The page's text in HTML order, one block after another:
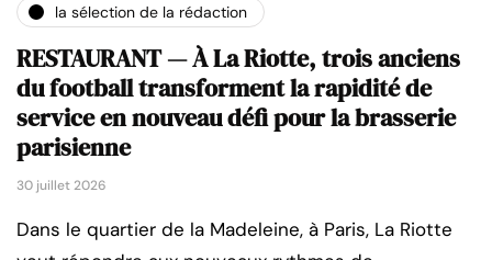
la sélection de la rédaction
RESTAURANT — À La Riotte, trois anciens
du football transforment la rapidité de
service en nouveau défi pour la brasserie
parisienne
30 juillet 2026
Dans le quartier de la Madeleine, à Paris, La Riotte